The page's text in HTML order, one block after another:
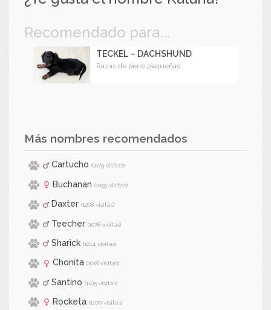
Recomendado para...
TECKEL – DACHSHUND
Razas de perro pequeñas
Más nombres recomendados
Cartucho (1079 visitas)
Buchanan (1055 visitas)
Daxter (1208 visitas)
Teecher (1078 visitas)
Sharick (1014 visitas)
Chonita (1018 visitas)
Santino (1105 visitas)
Rocketa (1070 visitas)